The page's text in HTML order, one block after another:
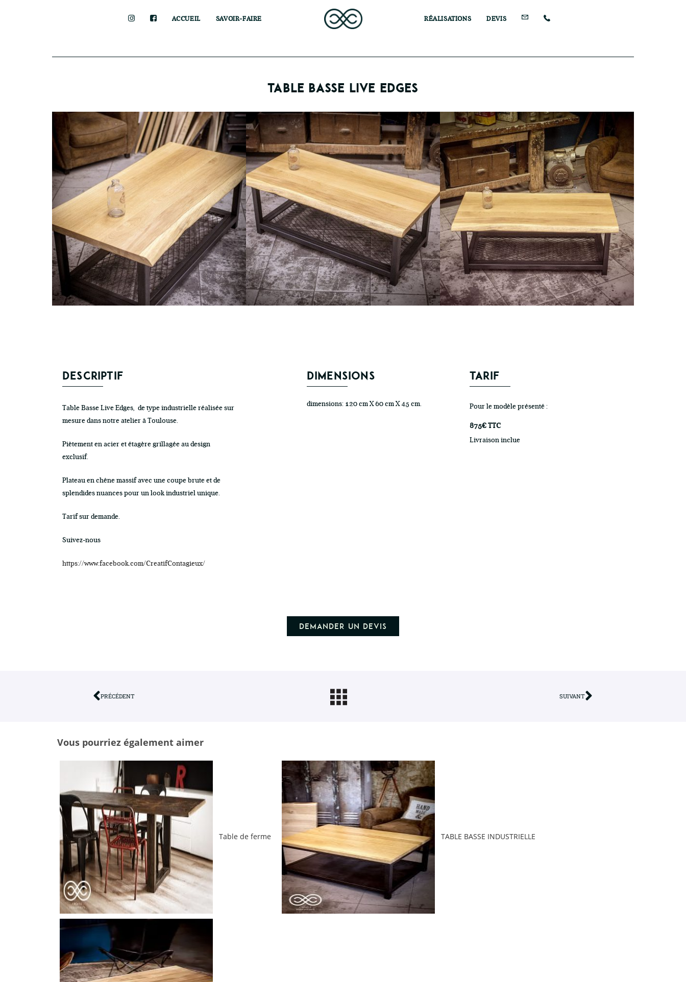
ACCUEIL SAVOIR-FAIRE RÉALISATIONS DEVIS
TABLE BASSE LIVE EDGES
DESCRIPTIF
Table Basse Live Edges, de type industrielle réalisée sur
mesure dans notre atelier à Toulouse.
Piètement en acier et étagère grillagée au design
exclusif.
Plateau en chêne massif avec une coupe brute et de
splendides nuances pour un look industriel unique.
Tarif sur demande.
Suivez-nous
https://www.facebook.com/CreatifContagieux/
DIMENSIONS
dimensions: 120 cm X 60 cm X 45 cm.
TARIF
Pour le modèle présenté :
875€ TTC
Livraison inclue
Demander un devis
PRÉCÉDENT SUIVANT
Vous pourriez également aimer
Table de ferme TABLE BASSE INDUSTRIELLE